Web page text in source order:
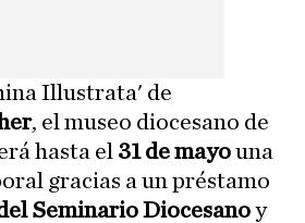
Illustrata' de
, el museo diocesano de
hasta el 31 de mayouna
gracias a un préstamo
Seminario Diocesanoy